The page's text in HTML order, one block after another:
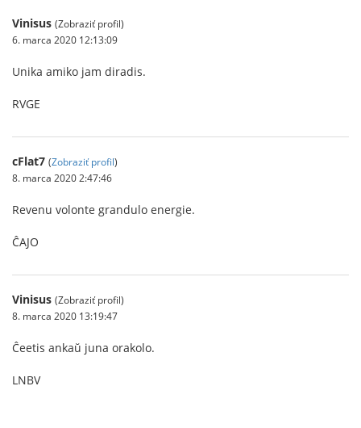
Vinisus (Zobraziť profil)
6. marca 2020 12:13:09
Unika amiko jam diradis.
RVGE
cFlat7 (Zobraziť profil)
8. marca 2020 2:47:46
Revenu volonte grandulo energie.
ĈAJO
Vinisus (Zobraziť profil)
8. marca 2020 13:19:47
Ĉeetis ankaŭ juna orakolo.
LNBV